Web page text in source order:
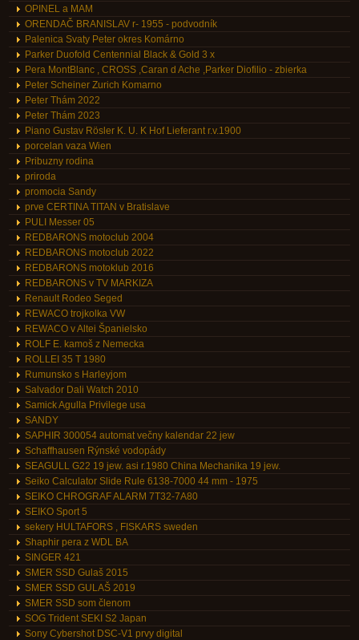
OPINEL a MAM
ORENDAČ BRANISLAV r- 1955 - podvodník
Palenica Svaty Peter okres Komárno
Parker Duofold Centennial Black & Gold 3 x
Pera MontBlanc , CROSS ,Caran d Ache ,Parker Diofilio - zbierka
Peter Scheiner Zurich Komarno
Peter Thám 2022
Peter Thám 2023
Piano Gustav Rösler K. U. K Hof Lieferant r.v.1900
porcelan vaza Wien
Pribuzny rodina
priroda
promocia Sandy
prve CERTINA TITAN v Bratislave
PULI Messer 05
REDBARONS motoclub 2004
REDBARONS motoclub 2022
REDBARONS motoklub 2016
REDBARONS v TV MARKIZA
Renault Rodeo Seged
REWACO trojkolka VW
REWACO v Altei Španielsko
ROLF E. kamoš z Nemecka
ROLLEI 35 T 1980
Rumunsko s Harleyjom
Salvador Dali Watch 2010
Samick Agulla Privilege usa
SANDY
SAPHIR 300054 automat večny kalendar 22 jew
Schaffhausen Rýnské vodopády
SEAGULL G22 19 jew. asi r.1980 China Mechanika 19 jew.
Seiko Calculator Slide Rule 6138-7000 44 mm - 1975
SEIKO CHROGRAF ALARM 7T32-7A80
SEIKO Sport 5
sekery HULTAFORS , FISKARS sweden
Shaphir pera z WDL BA
SINGER 421
SMER SSD Gulaš 2015
SMER SSD GULAŠ 2019
SMER SSD som členom
SOG Trident SEKI S2 Japan
Sony Cybershot DSC-V1 prvy digital